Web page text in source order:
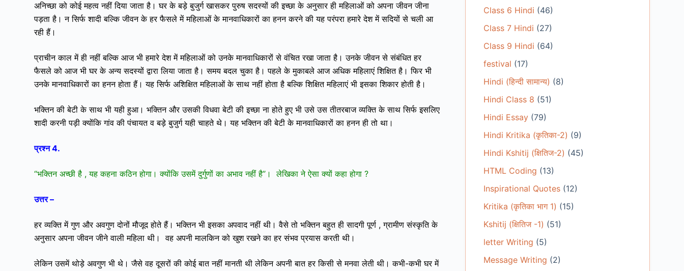
अनिच्छा को कोई महत्व नहीं दिया जाता है। घर के बड़े बुजुर्ग खासकर पुरुष सदस्यों की इच्छा के अनुसार ही महिलाओं को अपना जीवन जीना
पड़ता है। न सिर्फ शादी बल्कि जीवन के हर फैसले में महिलाओं के मानवाधिकारों का हनन करने की यह परंपरा हमारे देश में सदियों से चली आ
रही हैं।
प्राचीन काल में ही नहीं बल्कि आज भी हमारे देश में महिलाओं को उनके मानवाधिकारों से वंचित रखा जाता है। उनके जीवन से संबंधित हर
फैसले को आज भी घर के अन्य सदस्यों द्वारा लिया जाता है। समय बदल चुका है। पहले के मुकाबले आज अधिक महिलाएं शिक्षित है। फिर भी
उनके मानवाधिकारों का हनन होता हैं। यह सिर्फ अशिक्षित महिलाओं के साथ नहीं होता है बल्कि शिक्षित महिलाएं भी इसका शिकार होती है।
भक्तिन की बेटी के साथ भी यही हुआ। भक्तिन और उसकी विधवा बेटी की इच्छा ना होते हुए भी उसे उस तीतरबाज व्यक्ति के साथ सिर्फ इसलिए
शादी करनी पड़ी क्योंकि गांव की पंचायत व बड़े बुजुर्ग यही चाहते थे। यह भक्तिन की बेटी के मानवाधिकारों का हनन ही तो था।
प्रश्न 4.
“भक्तिन अच्छी है , यह कहना कठिन होगा। क्योंकि उसमें दुर्गुणों का अभाव नहीं है”। लेखिका ने ऐसा क्यों कहा होगा ?
उत्तर –
हर व्यक्ति में गुण और अवगुण दोनों मौजूद होते हैं। भक्तिन भी इसका अपवाद नहीं थी। वैसे तो भक्तिन बहुत ही सादगी पूर्ण , ग्रामीण संस्कृति के
अनुसार अपना जीवन जीने वाली महिला थी। वह अपनी मालकिन को खुश रखने का हर संभव प्रयास करती थी।
लेकिन उसमें थोड़े अवगुण भी थे। जैसे वह दूसरों की कोई बात नहीं मानती थी लेकिन अपनी बात हर किसी से मनवा लेती थी। कभी-कभी घर में
Class 6 Hindi (46)
Class 7 Hindi (27)
Class 9 Hindi (64)
festival (17)
Hindi (हिन्दी सामान्य) (8)
Hindi Class 8 (51)
Hindi Essay(79)
Hindi Kritika (कृतिका-2) (9)
Hindi Kshitij (क्षितिज-2) (45)
HTML Coding (13)
Inspirational Quotes(12)
Kritika (कृतिका भाग 1) (15)
Kshitij (क्षितिज -1) (51)
letter Writing (5)
Message Writing (2)